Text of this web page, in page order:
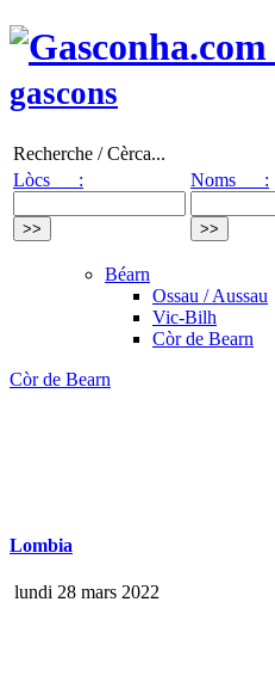
gascons
Recherche / Cèrca...
Lòcs :
Noms :
Béarn
Ossau / Aussau
Vic-Bilh
Còr de Bearn
Còr de Bearn
Lombia
lundi 28 mars 2022